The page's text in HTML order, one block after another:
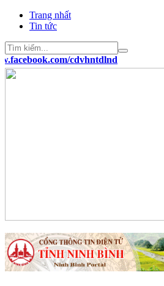
Trang nhất
Tin tức
cdvhntdlnd